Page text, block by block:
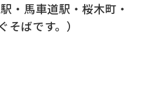
・馬車道駅・桜木町・
ばです。）